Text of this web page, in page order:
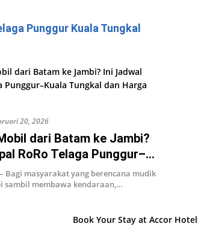
Punggur Kuala Tungkal
20, 2026
dari Batam ke Jambi?
RoRo Telaga Punggur–
dan Harga Tiketnya
Bagi masyarakat yang berencana mudik
sambil membawa kendaraan,…